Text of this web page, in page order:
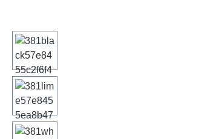
Bildergalerie überspringen